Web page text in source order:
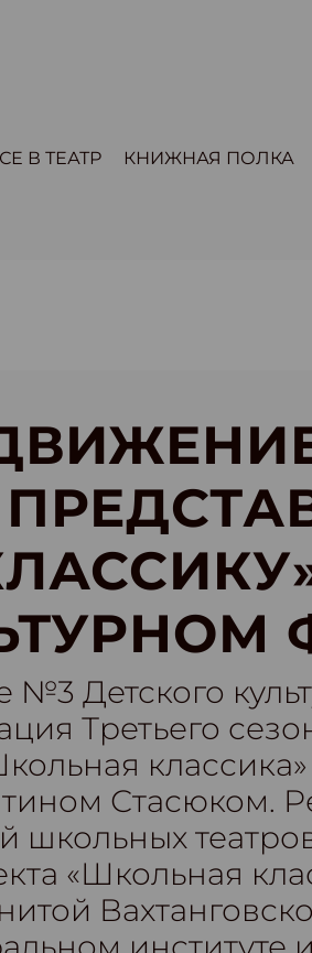
В ТЕАТР КНИЖНАЯ ПОЛКА
№3 Детского
Третьего
Стасюком.
школьных
«Школьная